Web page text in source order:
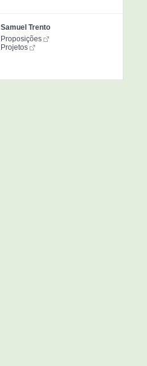
Samuel Trento
Proposições
Projetos